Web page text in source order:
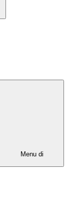
Menu di